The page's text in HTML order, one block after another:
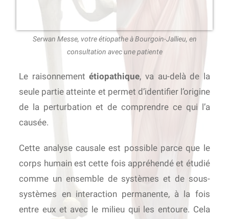
Serwan Messe, votre étiopathe à Bourgoin-Jallieu, en
consultation avec une patiente
Le raisonnementétiopathique, va au-delà de la
seule partie atteinte et permet d’identifier l’origine
de la perturbation et de comprendre ce qui l’a
causée.
Cette analyse causale est possible parce que le
corps humain est cette fois appréhendé et étudié
comme un ensemble de systèmes et de sous-
systèmes en interaction permanente, à la fois
entre eux et avec le milieu qui les entoure. Cela